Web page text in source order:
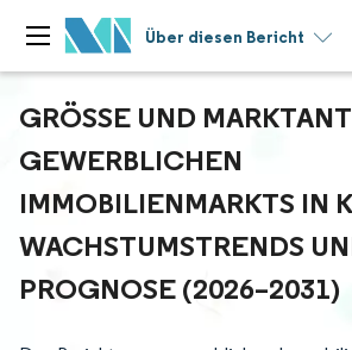
Über diesen Bericht
GRÖSSE UND
EWERBLICHEN I
MMOBILIENMARKTS IN
ACHSTUMSTRENDS UND
ROGNOSE (2026–2031)